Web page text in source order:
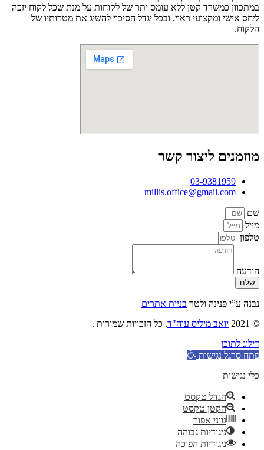
במתכוון כמשרד קטן ללא עומס יתר של לקוחות על מנת שכל לקוח יזכה
ליחס אישי ומקצועי ראוי, ובכל יגדל הסיכוי להשיג את מטרותיו של
הלקוח.
מוזמנים ליצור קשר
03-9381959
millis.office@gmail.com
שם
מייל
טלפון
הודעה
שלח
נבנה ע”י פנינה ולטר בניית אתרים
© 2021
יואב מיליס עוה"ד. כל הזכויות שמורות .
דילוג לתוכן
פתח סרגל נגישות
כלי נגישות
הגדל טקסט
הקטן טקסט
גווני אפור
ניגודיות גבוהה
ניגודיות הפוכה